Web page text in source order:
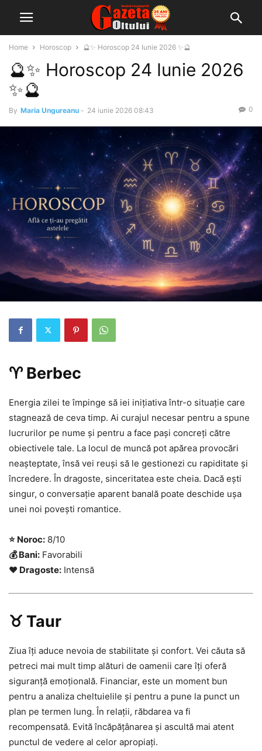
Home Horoscop 🔮✨ Horoscop 24 Iunie 2026 ✨🔮
🔮✨ Horoscop 24 Iunie 2026
✨🔮
By Maria Ungureanu - 24 iunie 2026 08:43 0
♈ Berbec
Energia zilei te împinge să iei inițiativa într-o situație care
stagnează de ceva timp. Ai curajul necesar pentru a spune
lucrurilor pe nume și pentru a face pași concreți către
obiectivele tale. La locul de muncă pot apărea provocări
neașteptate, însă vei reuși să le gestionezi cu rapiditate și
încredere. În dragoste, sinceritatea este cheia. Dacă ești
singur, o conversație aparent banală poate deschide ușa
unei noi povești romantice.
⭐ Noroc: 8/10
💰 Bani: Favorabili
❤️ Dragoste: Intensă
♉ Taur
Ziua îți aduce nevoia de stabilitate și confort. Vei căuta să
petreci mai mult timp alături de oamenii care îți oferă
siguranță emoțională. Financiar, este un moment bun
pentru a analiza cheltuielile și pentru a pune la punct un
plan pe termen lung. În relații, răbdarea va fi
recompensată. Evită încăpățânarea și ascultă mai atent
punctul de vedere al celor apropiați.